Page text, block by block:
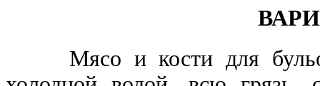
Мясо и кости для